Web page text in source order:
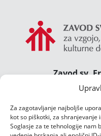
Za zagotavljanje najboljše
kot so piškotki, za
Soglasje za te tehnologije nam
Zavod sv.
Gimnazija Želimlje °
Želimlje
TEL.: